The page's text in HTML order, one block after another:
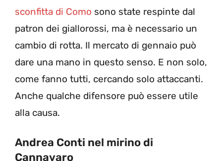
sconfitta di Como sono state respinte dal
patron dei giallorossi, ma è necessario un
cambio di rotta. Il mercato di gennaio può
dare una mano in questo senso. E non solo,
come fanno tutti, cercando solo attaccanti.
Anche qualche difensore può essere utile
alla causa.
Andrea Conti nel mirino di
Cannavaro